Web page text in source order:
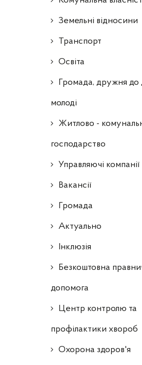
Земельні відносини
Транспорт
Освіта
Громада, дружня до
молоді
Житлово -
господарство
Управляючі компанії
Ваканcії
Громада
Актуально
Інклюзія
Безкоштовна
допомога
Центр контролю та
профілактики хвороб
Охорона здоров'я